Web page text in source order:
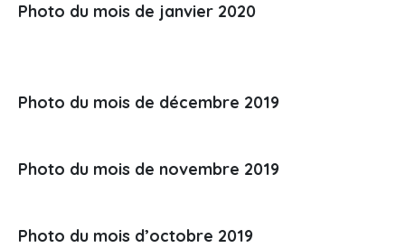
Photo du mois de janvier 2020
Photo du mois de décembre 2019
Photo du mois de novembre 2019
Photo du mois d’octobre 2019